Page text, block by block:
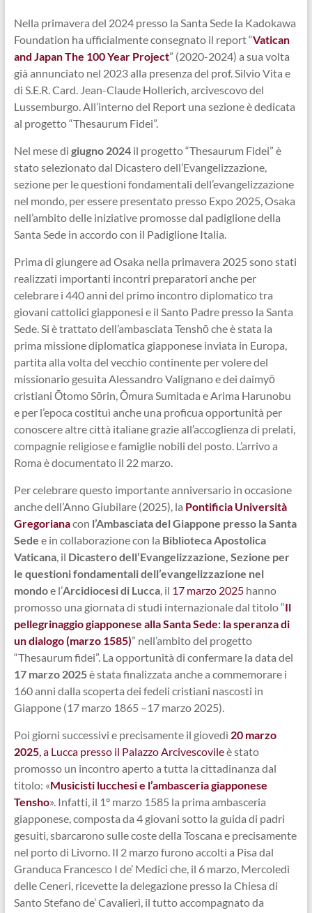
Nella primavera del 2024 presso la Santa Sede la Kadokawa
Foundation ha ufficialmente consegnato il report “Vatican
and Japan The 100 Year Project” (2020-2024) a sua volta
già annunciato nel 2023 alla presenza del prof. Silvio Vita e
di S.E.R. Card. Jean-Claude Hollerich, arcivescovo del
Lussemburgo. All’interno del Report una sezione è dedicata
al progetto “Thesaurum Fidei”.
Nel mese di giugno 2024il progetto “Thesaurum Fidei” è
stato selezionato dal Dicastero dell’Evangelizzazione,
sezione per le questioni fondamentali dell’evangelizzazione
nel mondo, per essere presentato presso Expo 2025, Osaka
nell’ambito delle iniziative promosse dal padiglione della
Santa Sede in accordo con il Padiglione Italia.
Prima di giungere ad Osaka nella primavera 2025 sono stati
realizzati importanti incontri preparatori anche per
celebrare i 440 anni del primo incontro diplomatico tra
giovani cattolici giapponesi e il Santo Padre presso la Santa
Sede. Si è trattato dell’ambasciata Tenshō che è stata la
prima missione diplomatica giapponese inviata in Europa,
partita alla volta del vecchio continente per volere del
missionario gesuita Alessandro Valignano e dei daimyō
cristiani Ōtomo Sōrin, Ōmura Sumitada e Arima Harunobu
e per l’epoca costituì anche una proficua opportunità per
conoscere altre città italiane grazie all’accoglienza di prelati,
compagnie religiose e famiglie nobili del posto. L’arrivo a
Roma è documentato il 22 marzo.
Per celebrare questo importante anniversario in occasione
anche dell’Anno Giubilare (2025), la Pontificia Università
Gregorianacon l’Ambasciata del Giappone presso la Santa
Sede e in collaborazione con la Biblioteca Apostolica
Vaticana, il Dicastero dell’Evangelizzazione, Sezione per
le questioni fondamentali dell’evangelizzazione nel
mondoe l’Arcidiocesi di Lucca, il 17 marzo 2025hanno
promosso una giornata di studi internazionale dal titolo “Il
pellegrinaggio giapponese alla Santa Sede: la speranza di
un dialogo (marzo 1585)” nell’ambito del progetto
“Thesaurum fidei”. La opportunità di confermare la data del
17 marzo 2025è stata finalizzata anche a commemorare i
160 anni dalla scoperta dei fedeli cristiani nascosti in
Giappone (17 marzo 1865 –17 marzo 2025).
Poi giorni successivi e precisamente il giovedì 20 marzo
2025, a Lucca presso il Palazzo Arcivescovileè stato
promosso un incontro aperto a tutta la cittadinanza dal
titolo: «Musicisti lucchesi e l’ambasceria giapponese
Tensho». Infatti, il 1° marzo 1585 la prima ambasceria
giapponese, composta da 4 giovani sotto la guida di padri
gesuiti, sbarcarono sulle coste della Toscana e precisamente
nel porto di Livorno. Il 2 marzo furono accolti a Pisa dal
Granduca Francesco I de’ Medici che, il 6 marzo, Mercoledì
delle Ceneri, ricevette la delegazione presso la Chiesa di
Santo Stefano de’ Cavalieri, il tutto accompagnato da